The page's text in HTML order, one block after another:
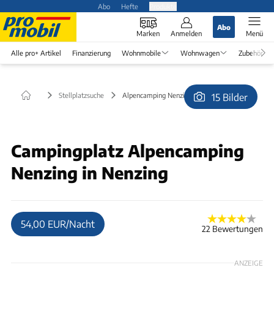
Abo Hefte
Marken Anmelden
Abo
Menü
Alle pro+ Artikel Finanzierung Wohnmobile Wohnwagen Zubehör
Stellplatzsuche Alpencamping Nenzing in Nenzing15 Bilder
Campingplatz Alpencamping
Nenzing in Nenzing
54,00 EUR/Nacht 22 Bewertungen
ANZEIGE